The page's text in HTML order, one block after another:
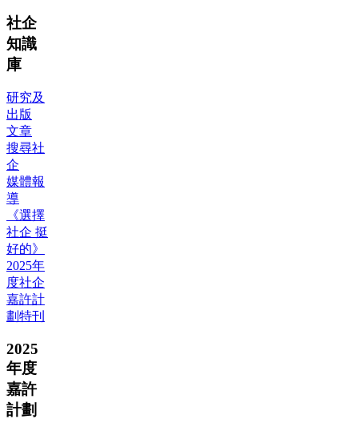
社企
知識
庫
研究及
出版
文章
搜尋社
企
媒體報
導
《選擇
社企 挺
好的》
2025年
度社企
嘉許計
劃特刊
2025
年度
嘉許
計劃